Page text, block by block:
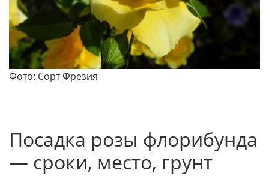
Фото: Сорт Фрезия
Посадка розы флорибунда
— сроки, место, грунт